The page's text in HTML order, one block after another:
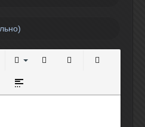
ссылкутекста
цитаты
Вставка спойлера